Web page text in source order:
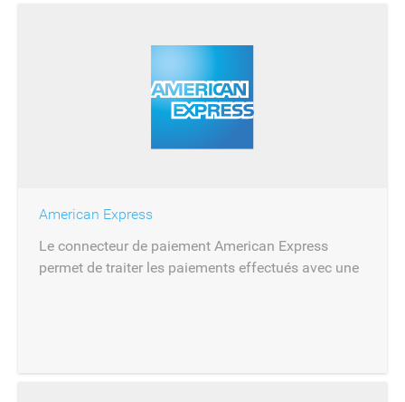
American Express
Le connecteur de paiement American Express
permet de traiter les paiements effectués avec une